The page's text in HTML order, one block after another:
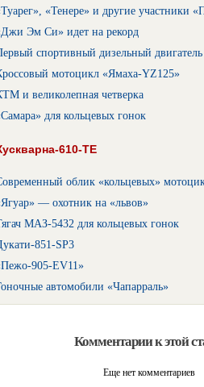
«Тенере» и другие участники
Эм Си» идет на рекорд
спортивный дизельный двигатель
мотоцикл «Ямаха-YZ125»
и великолепная четверка
для кольцевых гонок
610-ТЕ
облик «кольцевых»
— охотник на «львов»
МАЗ-5432 для кольцевых гонок
851-SP3
905-EV11»
автомобили «Чапарраль»
Комментарии к этой
Еще нет комментариев